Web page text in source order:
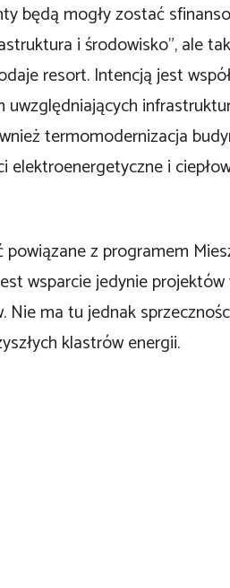
będą mogły zostać
i środowisko”, ale
resort. Intencją jest
termomodernizacja
elektroenergetyczne i
z programem
wsparcie jedynie
ma tu jednak
klastrów energii.